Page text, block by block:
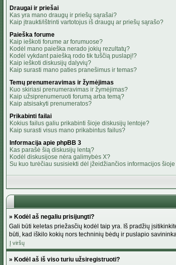
Draugai ir priešai
Kas yra mano draugų ir priešų sąrašai?
Kaip įtraukti/ištrinti vartotojus iš draugų ar priešų sąrašo?
Paieška forume
Kaip ieškoti forume ar forumuose?
Kodėl mano paieška nerado jokių rezultatų?
Kodėl vykdant paiešką rodo tik tuščią puslapį!?
Kaip ieškoti diskusijų dalyvių?
Kaip surasti mano paties pranešimus ir temas?
Temų prenumeravimas ir žymėjimas
Kuo skiriasi prenumeravimas ir žymėjimas?
Kaip užsiprenumeruoti forumą arba temą?
Kaip atsisakyti prenumeratos?
Prikabinti failai
Kokius failus galiu prikabinti šioje diskusijų lentoje?
Kaip surasti visus mano prikabintus failus?
Informacija apie phpBB 3
Kas parašė šią diskusijų lentą?
Kodėl diskusijose nėra galimybės X?
Su kuo turėčiau susisiekti dėl įžeidžiančios informacijos
» Kodėl aš negaliu prisijungti?
Gali būti keletas priežasčių kodėl taip yra. Iš pradžių
būti, kad iškilo kokių nors techninių bėdų ir puslapio
Į viršų
» Kodėl aš iš viso turiu užsiregistruoti?